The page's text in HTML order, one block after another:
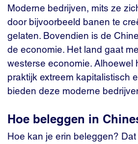
Moderne bedrijven, mits ze
door bijvoorbeeld banen te
gelaten. Bovendien is de
de economie. Het land gaat
westerse economie. Alhoewel
praktijk extreem kapitalistisch
bieden deze moderne
Hoe beleggen in
Hoe kan je erin beleggen?